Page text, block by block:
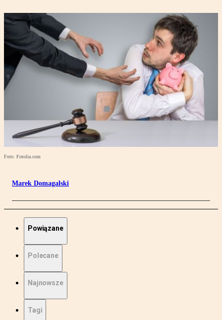
Foto: Fotolia.com
Marek Domagalski
Powiązane
Polecane
Najnowsze
Tagi